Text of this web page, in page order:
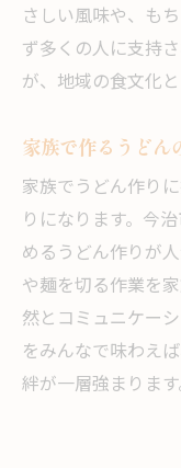
さしい風味や、も
ず多くの人に支持
が、地域の食文化
家族で作るうどん
家族でうどん作り
りになります。今
めるうどん作りが
や麺を切る作業を
然とコミュニケー
をみんなで味わえ
絆が一層強まります